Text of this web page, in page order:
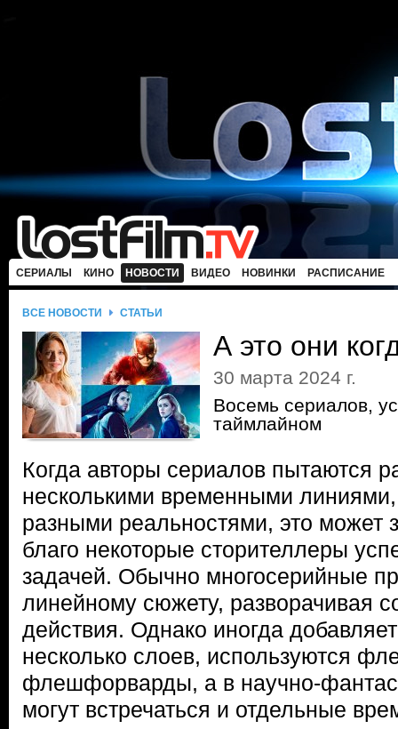
СЕРИАЛЫ КИНО НОВОСТИ ВИДЕО НОВИНКИ РАСПИСАНИЕ
ВСЕ НОВОСТИ СТАТЬИ
А это они
30 марта 2024 г.
Восемь сериалов,
таймлайном
Когда авторы сериалов пытаются
несколькими временными
разными реальностями, это может
благо некоторые сторителлеры
задачей. Обычно многосерийные
линейному сюжету, разворачивая
действия. Однако иногда
несколько слоев, используются
флешфорварды, а в научно-
могут встречаться и отдельные